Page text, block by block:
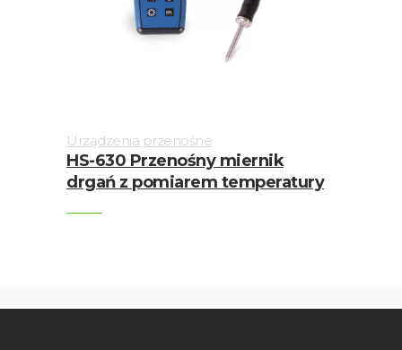
Urządzenia przenośne
HS-630 Przenośny miernik
drgań z pomiarem temperatury